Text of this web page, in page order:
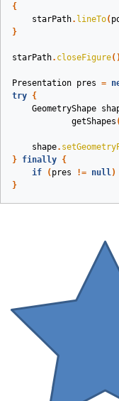
{
starPath. lineTo(
}
starPath. closeFigure
Presentation pres =
try {
GeometryShape
getShapes
shape.
} finally {
if
( pres != null)
}